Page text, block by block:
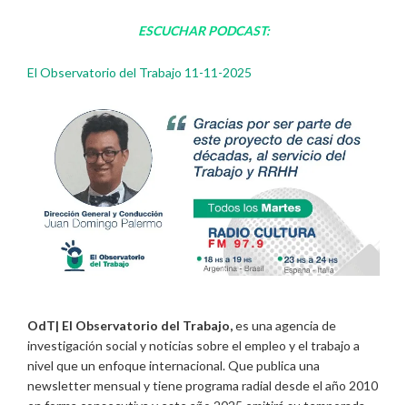
ESCUCHAR PODCAST:
El Observatorio del Trabajo 11-11-2025
OdT| El Observatorio del Trabajo,es una agencia de
investigación social y noticias sobre el empleo y el trabajo a
nivel que un enfoque internacional. Que publica una
newsletter mensual y tiene programa radial desde el año 2010